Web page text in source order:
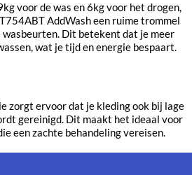
voor de was en 6kg voor het drogen,
AddWash een ruime trommel
Dit betekent dat je meer
wat je tijd en energie bespaart.
zorgt ervoor dat je kleding ook bij lage
gereinigd. Dit maakt het ideaal voor
een zachte behandeling vereisen.